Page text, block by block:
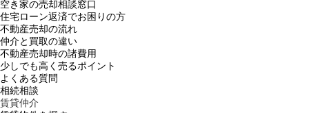
空き家の売却相談窓口
住宅ローン返済でお困りの方
不動産売却の流れ
仲介と買取の違い
不動産売却時の諸費用
少しでも高く売るポイント
よくある質問
相続相談
賃貸仲介